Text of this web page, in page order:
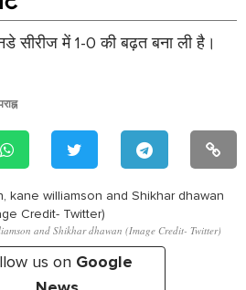
सीरीज में 1-0 की बढ़त बना ली है।
and Shikhar dhawan (Image Credit- Twitter)
us on Google